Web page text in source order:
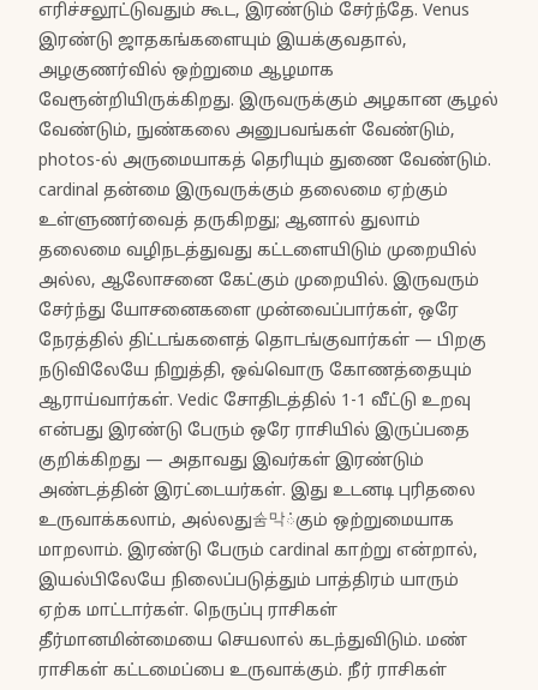
எரிச்சலூட்டுவதும் கூட, இரண்டும் சேர்ந்தே. Venus
இரண்டு ஜாதகங்களையும் இயக்குவதால்,
அழகுணர்வில் ஒற்றுமை ஆழமாக
வேரூன்றியிருக்கிறது. இருவருக்கும் அழகான சூழல்
வேண்டும், நுண்கலை அனுபவங்கள் வேண்டும்,
photos-ல் அருமையாகத் தெரியும் துணை வேண்டும்.
cardinal தன்மை இருவருக்கும் தலைமை ஏற்கும்
உள்ளுணர்வைத் தருகிறது; ஆனால் துலாம்
தலைமை வழிநடத்துவது கட்டளையிடும் முறையில்
அல்ல, ஆலோசனை கேட்கும் முறையில். இருவரும்
சேர்ந்து யோசனைகளை முன்வைப்பார்கள், ஒரே
நேரத்தில் திட்டங்களைத் தொடங்குவார்கள் — பிறகு
நடுவிலேயே நிறுத்தி, ஒவ்வொரு கோணத்தையும்
ஆராய்வார்கள். Vedic சோதிடத்தில் 1-1 வீட்டு உறவு
என்பது இரண்டு பேரும் ஒரே ராசியில் இருப்பதை
குறிக்கிறது — அதாவது இவர்கள் இரண்டும்
அண்டத்தின் இரட்டையர்கள். இது உடனடி புரிதலை
உருவாக்கலாம், அல்லது숨막்கும் ஒற்றுமையாக
மாறலாம். இரண்டு பேரும் cardinal காற்று என்றால்,
இயல்பிலேயே நிலைப்படுத்தும் பாத்திரம் யாரும்
ஏற்க மாட்டார்கள். நெருப்பு ராசிகள்
தீர்மானமின்மையை செயலால் கடந்துவிடும். மண்
ராசிகள் கட்டமைப்பை உருவாக்கும். நீர் ராசிகள்